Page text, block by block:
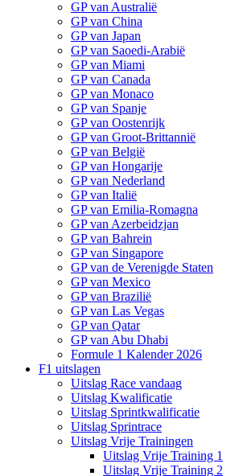
GP van Australië
GP van China
GP van Japan
GP van Saoedi-Arabië
GP van Miami
GP van Canada
GP van Monaco
GP van Spanje
GP van Oostenrijk
GP van Groot-Brittannië
GP van België
GP van Hongarije
GP van Nederland
GP van Italië
GP van Emilia-Romagna
GP van Azerbeidzjan
GP van Bahrein
GP van Singapore
GP van de Verenigde Staten
GP van Mexico
GP van Brazilië
GP van Las Vegas
GP van Qatar
GP van Abu Dhabi
Formule 1 Kalender 2026
F1 uitslagen
Uitslag Race vandaag
Uitslag Kwalificatie
Uitslag Sprintkwalificatie
Uitslag Sprintrace
Uitslag Vrije Trainingen
Uitslag Vrije Training 1
Uitslag Vrije Training 2